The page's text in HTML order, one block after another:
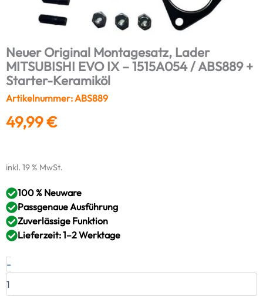
Neuer Original Montagesatz, Lader
MITSUBISHI EVO IX – 1515A054 / ABS889 +
Starter-Keramiköl
Artikelnummer: ABS889
49,99€
inkl. 19 % MwSt.
100 % Neuware
Passgenaue Ausführung
Zuverlässige Funktion
Lieferzeit: 1–2 Werktage
-
Neuer
Original